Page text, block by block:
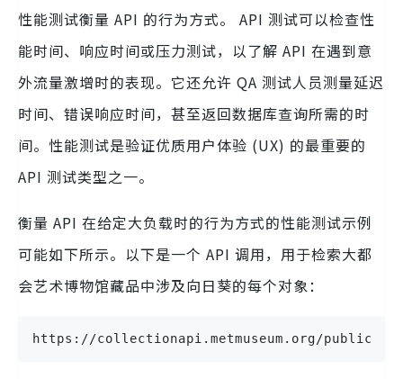
性能测试衡量 API 的行为方式。 API 测试可以检查性
能时间、响应时间或压力测试，以了解 API 在遇到意
外流量激增时的表现。它还允许 QA 测试人员测量延迟
时间、错误响应时间，甚至返回数据库查询所需的时
间。性能测试是验证优质用户体验 (UX) 的最重要的
API 测试类型之一。
衡量 API 在给定大负载时的行为方式的性能测试示例
可能如下所示。以下是一个 API 调用，用于检索大都
会艺术博物馆藏品中涉及向日葵的每个对象：
https://collectionapi.metmuseum.org/public/